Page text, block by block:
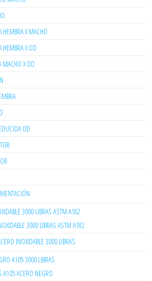
HEMBRA X MACHO
HEMBRA X OD
MACHO X OD
OD
3000 LIBRAS ASTM A182
3000 LIBRAS ASTM A182
INOXIDABLE 3000 LIBRAS
A105 3000 LIBRAS
A105 ACERO NEGRO